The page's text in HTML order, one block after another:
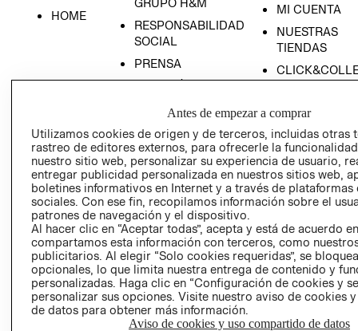
HOME
GRUPO H&M
RESPONSABILIDAD
SOCIAL
PRENSA
EMPRESARIAL
MI CUENTA
NUESTRAS
TIENDAS
TÉRMINOS Y
CONDICIONES
AVISO DE
PRIVACIDAD
GIFT CARD
AVISO DE
COOKIES
Antes de empezar a comprar
Utilizamos cookies de origen y de terceros, incluidas otras
rastreo de editores externos, para ofrecerle la
nuestro sitio web, personalizar su experiencia de usuario,
entregar publicidad personalizada en nuestros sitios web,
boletines informativos en Internet y a través de plataformas
sociales. Con ese fin, recopilamos información sobre el
patrones de navegación y el dispositivo.
Al hacer clic en “Aceptar todas”, acepta y está de acuerdo
compartamos esta información con terceros, como
publicitarios. Al elegir “Solo cookies requeridas”, se
opcionales, lo que limita nuestra entrega de contenido y
personalizadas. Haga clic en “Configuración de cookies y
personalizar sus opciones. Visite nuestro aviso de cookies
de datos para obtener más información.
Aviso de cookies y uso compartido de datos